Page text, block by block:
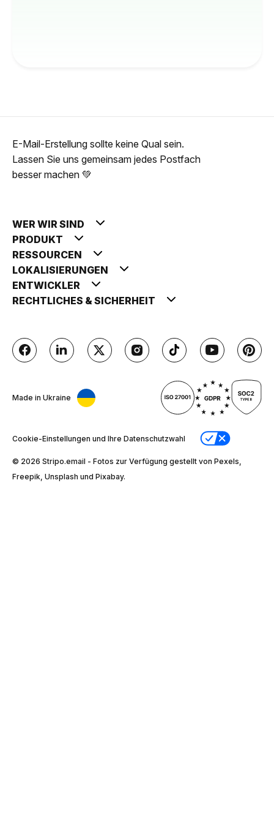
E-Mail-Erstellung sollte keine Qual sein.
Lassen Sie uns gemeinsam jedes Postfach
besser machen 💚
WER WIR SIND
PRODUKT
RESSOURCEN
LOKALISIERUNGEN
ENTWICKLER
RECHTLICHES & SICHERHEIT
Made in Ukraine
Cookie-Einstellungen und Ihre Datenschutzwahl
© 2026 Stripо.email - Fotos zur Verfügung gestellt von Pexels,
Freepik, Unsplash und Pixabay.